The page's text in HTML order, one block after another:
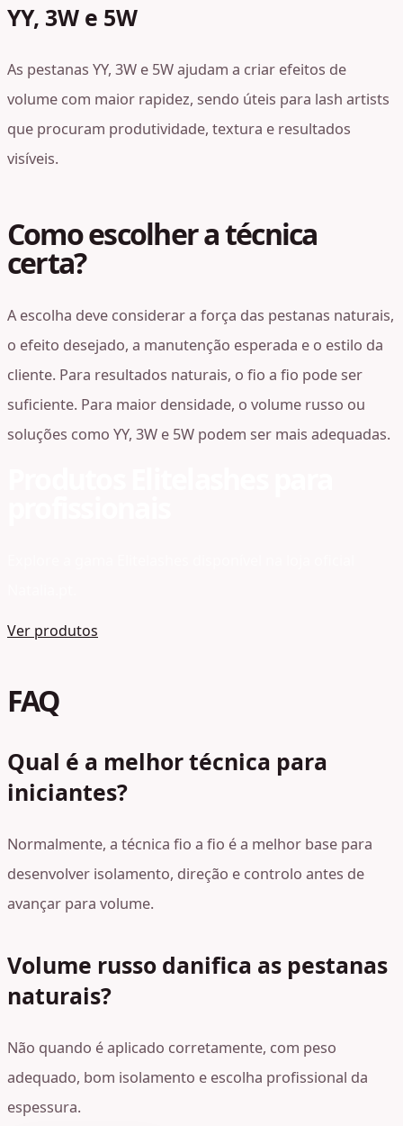
YY, 3W e 5W
As pestanas YY, 3W e 5W ajudam a criar efeitos de
volume com maior rapidez, sendo úteis para lash artists
que procuram produtividade, textura e resultados
visíveis.
Como escolher a técnica
certa?
A escolha deve considerar a força das pestanas naturais,
o efeito desejado, a manutenção esperada e o estilo da
cliente. Para resultados naturais, o fio a fio pode ser
suficiente. Para maior densidade, o volume russo ou
soluções como YY, 3W e 5W podem ser mais adequadas.
Ver produtos
FAQ
Qual é a melhor técnica para
iniciantes?
Normalmente, a técnica fio a fio é a melhor base para
desenvolver isolamento, direção e controlo antes de
avançar para volume.
Volume russo danifica as pestanas
naturais?
Não quando é aplicado corretamente, com peso
adequado, bom isolamento e escolha profissional da
espessura.